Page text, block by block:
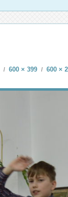
/ 600 × 399 / 600 ×